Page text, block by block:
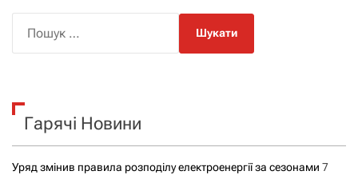
к
Гарячі Новини
Уряд змінив правила розподілу електроенергії за сезонами 7